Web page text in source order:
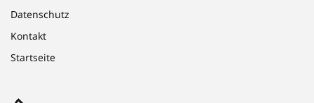
Datenschutz
Kontakt
Startseite